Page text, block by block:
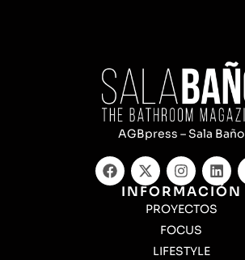
AGBpress – Sala Baño
INFORMACIÓN
PROYECTOS
FOCUS
LIFESTYLE